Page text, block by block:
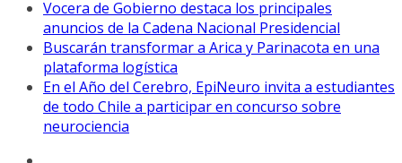
Vocera de Gobierno destaca los principales
anuncios de la Cadena Nacional Presidencial
Buscarán transformar a Arica y Parinacota en una
plataforma logística
En el Año del Cerebro, EpiNeuro invita a estudiantes
de todo Chile a participar en concurso sobre
neurociencia